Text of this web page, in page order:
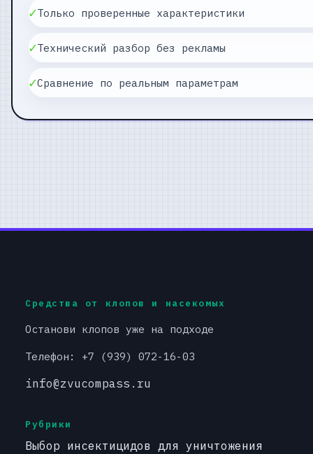
✓Только проверенные характеристики
✓Технический разбор без рекламы
✓Сравнение по реальным параметрам
Средства от клопов и насекомых
Останови клопов уже на подходе
Телефон: +7 (939) 072-16-03
info@zvucompass.ru
Рубрики
Выбор инсектицидов для уничтожения